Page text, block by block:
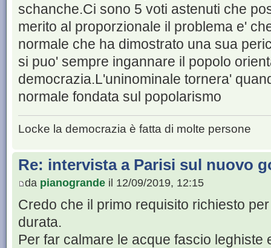
schanche.Ci sono 5 voti astenuti che
merito al proporzionale il problema e'
normale che ha dimostrato una sua
si puo' sempre ingannare il popolo
democrazia.L'uninominale tornera'
normale fondata sul popolarismo
Locke la democrazia è fatta di molte persone
Re: intervista a Parisi sul nuovo
da pianogrande il 12/09/2019, 12:15
Credo che il primo requisito richiesto
durata.
Per far calmare le acque fascio leghiste